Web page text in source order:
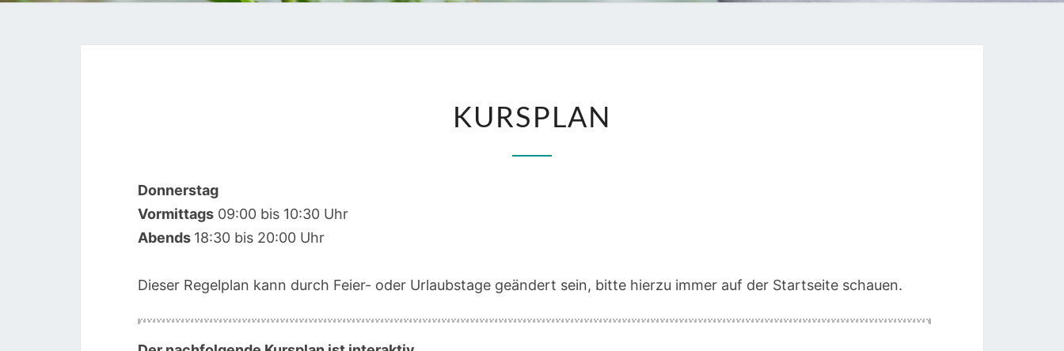
KURSPLAN
Donnerstag
Vormittags 09:00 bis 10:30 Uhr
Abends 18:30 bis 20:00 Uhr
Dieser Regelplan kann durch Feier- oder Urlaubstage geändert sein, bitte hierzu immer auf der Startseite schauen.
03:00